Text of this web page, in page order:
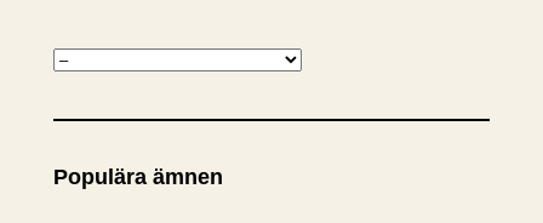
K
t
g
Populära ämnen